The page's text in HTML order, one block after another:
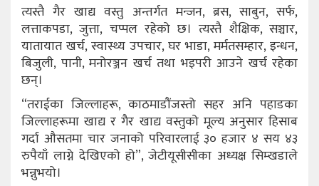
त्यस्तै गैर खाद्य वस्तु अन्तर्गत मन्जन, ब्रस, साबुन, सर्फ,
लत्ताकपडा, जुत्ता, चप्पल रहेको छ। त्यस्तै शैक्षिक, सञ्चार,
यातायात खर्च, स्वास्थ्य उपचार, घर भाडा, मर्मतसम्हार, इन्धन,
बिजुली, पानी, मनोरञ्जन खर्च तथा भइपरी आउने खर्च रहेका
छन्।
“तराईका जिल्लाहरू, काठमाडौंजस्तो सहर अनि पहाडका
जिल्लाहरूमा खाद्य र गैर खाद्य वस्तुको मूल्य अनुसार हिसाब
गर्दा औसतमा चार जनाको परिवारलाई ३० हजार ४ सय ४३
रुपैयाँ लाग्ने देखिएको हो”, जेटीयूसीसीका अध्यक्ष सिम्खडाले
भन्नुभयो।